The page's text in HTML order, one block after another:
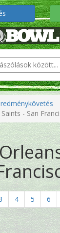
- San
4 5 6